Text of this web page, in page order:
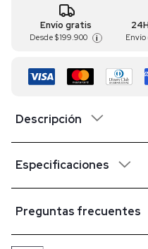
Envío gratis
Desde $ 199.900 i Envío
Descripción
Especificaciones
Preguntas frecuentes